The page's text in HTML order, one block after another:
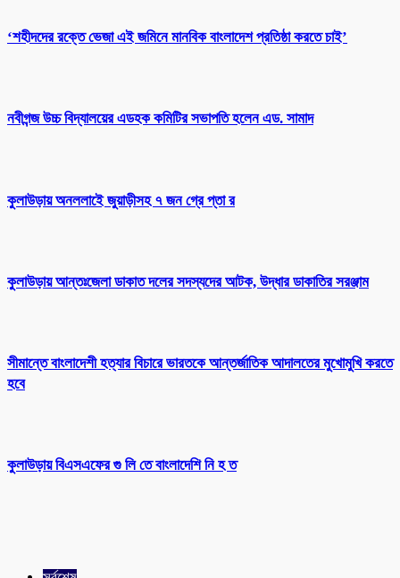
‘শহীদদের রক্তে ভেজা এই জমিনে মানবিক বাংলাদেশ প্রতিষ্ঠা করতে চাই’
নবীগন্জ উচ্চ বিদ্যালয়ের এডহক কমিটির সভাপতি হলেন এড. সামাদ
কুলাউড়ায় অনললাইে জুয়াড়ীসহ ৭ জন গ্রে প্তা র
কুলাউড়ায় আন্তঃজেলা ডাকাত দলের সদস্যদের আটক, উদ্ধার ডাকাতির সরঞ্জাম
সীমান্তে বাংলাদেশী হত্যার বিচারে ভারতকে আন্তর্জাতিক আদালতের মুখোমুখি করতে
হবে
কুলাউড়ায় বিএসএফের গু লি তে বাংলাদেশি নি হ ত